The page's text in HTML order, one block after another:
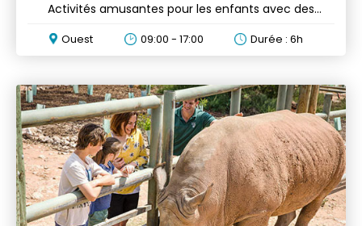
Activités amusantes pour les enfants avec des
Ouest 09:00 - 17:00 Durée : 6h